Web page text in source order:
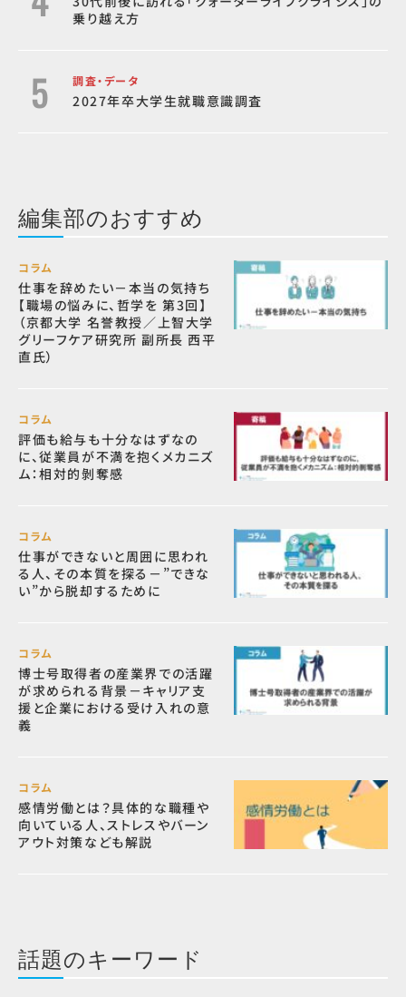
乗り越え方
調査・データ
2027年卒大学生就職意識調査
編集部のおすすめ
コラム
仕事を辞めたい－本当の気持ち
【職場の悩みに、哲学を 第3回】
（京都大学 名誉教授／上智大学
グリーフケア研究所 副所長 西平
直氏）
コラム
評価も給与も十分なはずなの
に、従業員が不満を抱くメカニズ
ム：相対的剝奪感
コラム
仕事ができないと周囲に思われ
る人、その本質を探る－”できな
い”から脱却するために
コラム
博士号取得者の産業界での活躍
が求められる背景－キャリア支
援と企業における受け入れの意
義
コラム
感情労働とは？具体的な職種や
向いている人、ストレスやバーン
アウト対策なども解説
話題のキーワード